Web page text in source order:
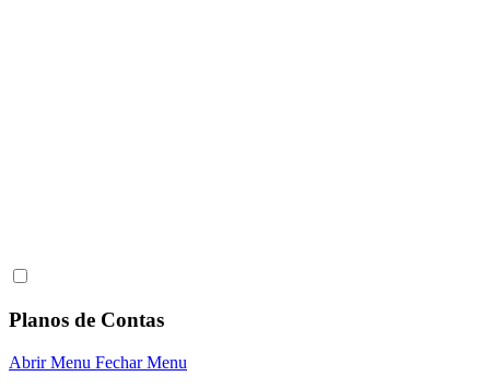
Planos de Contas
Abrir Menu Fechar Menu